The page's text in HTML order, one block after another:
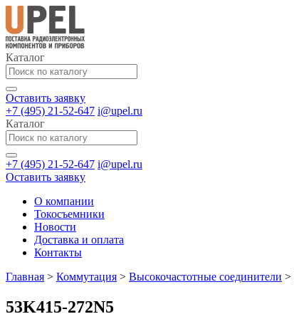
Каталог
Оставить заявку
+7 (495) 21-52-647 i@upel.ru
Каталог
+7 (495) 21-52-647 i@upel.ru
Оставить заявку
О компании
Токосъемники
Новости
Доставка и оплата
Контакты
Главная > Коммутация > Высокочастотные соединители >
53K415-272N5